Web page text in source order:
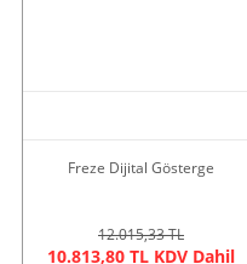
Freze Dijital Gösterge
12.015,33 TL
10.813,80 TL KDV Dahil